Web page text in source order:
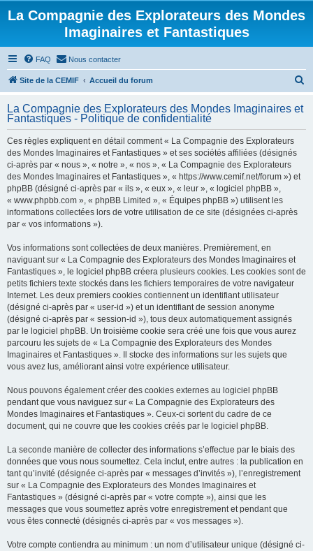
La Compagnie des Explorateurs des Mondes
Imaginaires et Fantastiques
FAQ Nous contacter
Site de la CEMIF Accueil du forum
h
La Compagnie des Explorateurs des Mondes Imaginaires et
Fantastiques - Politique de confidentialité
Ces règles expliquent en détail comment « La Compagnie des Explorateurs
des Mondes Imaginaires et Fantastiques » et ses sociétés affiliées (désignés
ci-après par « nous », « notre », « nos », « La Compagnie des Explorateurs
des Mondes Imaginaires et Fantastiques », « https://www.cemif.net/forum ») et
phpBB (désigné ci-après par « ils », « eux », « leur », « logiciel phpBB »,
« www.phpbb.com », « phpBB Limited », « Équipes phpBB ») utilisent les
informations collectées lors de votre utilisation de ce site (désignées ci-après
par « vos informations »).
Vos informations sont collectées de deux manières. Premièrement, en
naviguant sur « La Compagnie des Explorateurs des Mondes Imaginaires et
Fantastiques », le logiciel phpBB créera plusieurs cookies. Les cookies sont de
petits fichiers texte stockés dans les fichiers temporaires de votre navigateur
Internet. Les deux premiers cookies contiennent un identifiant utilisateur
(désigné ci-après par « user-id ») et un identifiant de session anonyme
(désigné ci-après par « session-id »), tous deux automatiquement assignés
par le logiciel phpBB. Un troisième cookie sera créé une fois que vous aurez
parcouru les sujets de « La Compagnie des Explorateurs des Mondes
Imaginaires et Fantastiques ». Il stocke des informations sur les sujets que
vous avez lus, améliorant ainsi votre expérience utilisateur.
Nous pouvons également créer des cookies externes au logiciel phpBB
pendant que vous naviguez sur « La Compagnie des Explorateurs des
Mondes Imaginaires et Fantastiques ». Ceux-ci sortent du cadre de ce
document, qui ne couvre que les cookies créés par le logiciel phpBB.
La seconde manière de collecter des informations s’effectue par le biais des
données que vous nous soumettez. Cela inclut, entre autres : la publication en
tant qu’invité (désignée ci-après par « messages d’invités »), l’enregistrement
sur « La Compagnie des Explorateurs des Mondes Imaginaires et
Fantastiques » (désigné ci-après par « votre compte »), ainsi que les
messages que vous soumettez après votre enregistrement et pendant que
vous êtes connecté (désignés ci-après par « vos messages »).
Votre compte contiendra au minimum : un nom d’utilisateur unique (désigné ci-